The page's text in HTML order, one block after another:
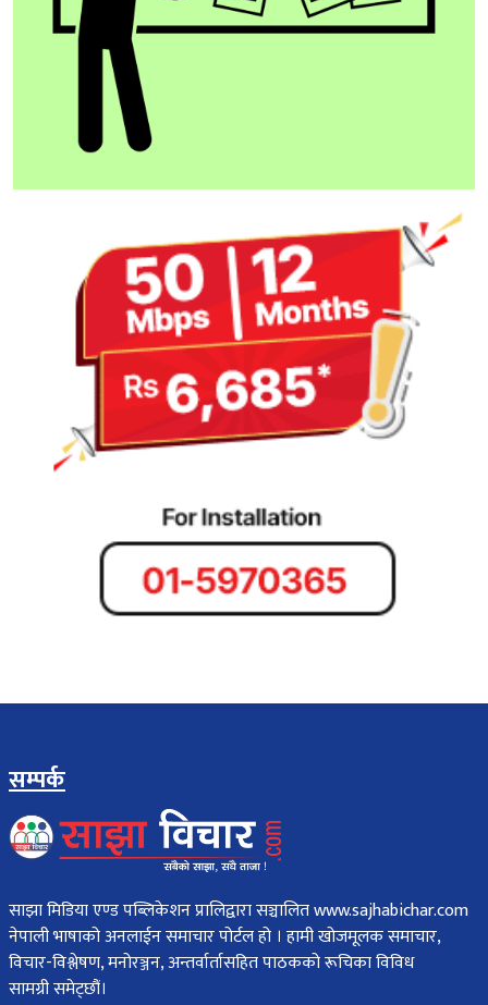
सम्पर्क
साझा मिडिया एण्ड पब्लिकेशन प्रालिद्वारा सञ्चालित www.sajhabichar.com
नेपाली भाषाको अनलाईन समाचार पोर्टल हो । हामी खोजमूलक समाचार,
विचार-विश्लेषण, मनोरञ्जन, अन्तर्वार्तासहित पाठकको रूचिका विविध
सामग्री समेट्छौं।